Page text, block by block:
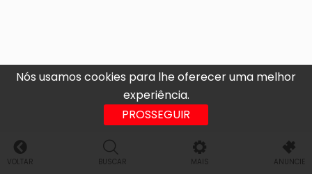
Nós usamos cookies para lhe oferecer uma melhor
experiência.
PROSSEGUIR
VOLTAR BUSCAR MAIS ANUNCIE